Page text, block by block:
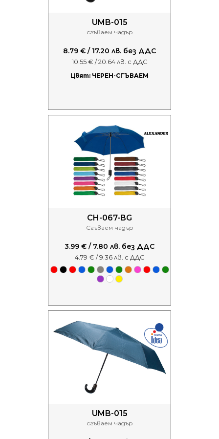
UMB-015
сгъваем чадър
8.79 € / 17.20 лв. без ДДС
10.55 € / 20.64 лв. с ДДС
Цвят: ЧЕРЕН-СГЪВАЕМ
CH-067-BG
Сгъваем чадър
3.99 € / 7.80 лв. без ДДС
4.79 € / 9.36 лв. с ДДС
UMB-015
сгъваем чадър